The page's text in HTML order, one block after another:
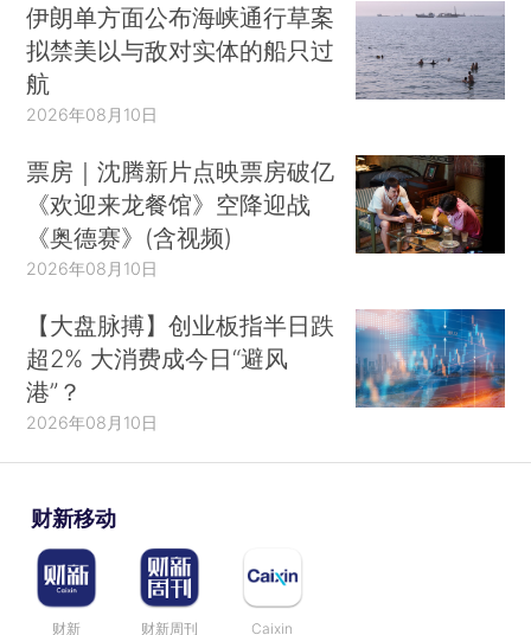
伊朗单方面公布海峡通行草案
拟禁美以与敌对实体的船只过
航
2026年08月10日
票房｜沈腾新片点映票房破亿
《欢迎来龙餐馆》空降迎战
《奥德赛》(含视频)
2026年08月10日
【大盘脉搏】创业板指半日跌
超2% 大消费成今日“避风
港”？
2026年08月10日
财新移动
财新 财新周刊 Caixin